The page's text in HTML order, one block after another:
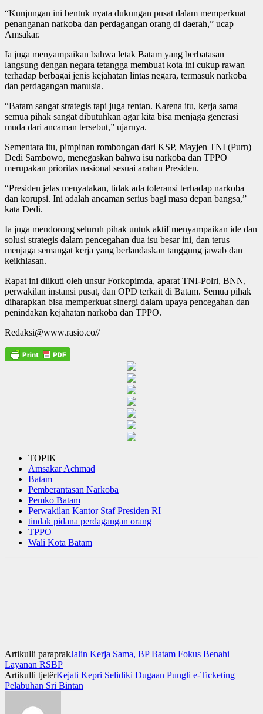
“Kunjungan ini bentuk nyata dukungan pusat dalam memperkuat
penanganan narkoba dan perdagangan orang di daerah,” ucap
Amsakar.
Ia juga menyampaikan bahwa letak Batam yang berbatasan
langsung dengan negara tetangga membuat kota ini cukup rawan
terhadap berbagai jenis kejahatan lintas negara, termasuk narkoba
dan perdagangan manusia.
“Batam sangat strategis tapi juga rentan. Karena itu, kerja sama
semua pihak sangat dibutuhkan agar kita bisa menjaga generasi
muda dari ancaman tersebut,” ujarnya.
Sementara itu, pimpinan rombongan dari KSP, Mayjen TNI (Purn)
Dedi Sambowo, menegaskan bahwa isu narkoba dan TPPO
merupakan prioritas nasional sesuai arahan Presiden.
“Presiden jelas menyatakan, tidak ada toleransi terhadap narkoba
dan korupsi. Ini adalah ancaman serius bagi masa depan bangsa,”
kata Dedi.
Ia juga mendorong seluruh pihak untuk aktif menyampaikan ide dan
solusi strategis dalam pencegahan dua isu besar ini, dan terus
menjaga semangat kerja yang berlandaskan tanggung jawab dan
keikhlasan.
Rapat ini diikuti oleh unsur Forkopimda, aparat TNI-Polri, BNN,
perwakilan instansi pusat, dan OPD terkait di Batam. Semua pihak
diharapkan bisa memperkuat sinergi dalam upaya pencegahan dan
penindakan kejahatan narkoba dan TPPO.
Redaksi@www.rasio.co//
TOPIK
Amsakar Achmad
Batam
Pemberantasan Narkoba
Pemko Batam
Perwakilan Kantor Staf Presiden RI
tindak pidana perdagangan orang
TPPO
Wali Kota Batam
Artikulli paraprakJalin Kerja Sama, BP Batam Fokus Benahi
Layanan RSBP
Artikulli tjetërKejati Kepri Selidiki Dugaan Pungli e-Ticketing
Pelabuhan Sri Bintan